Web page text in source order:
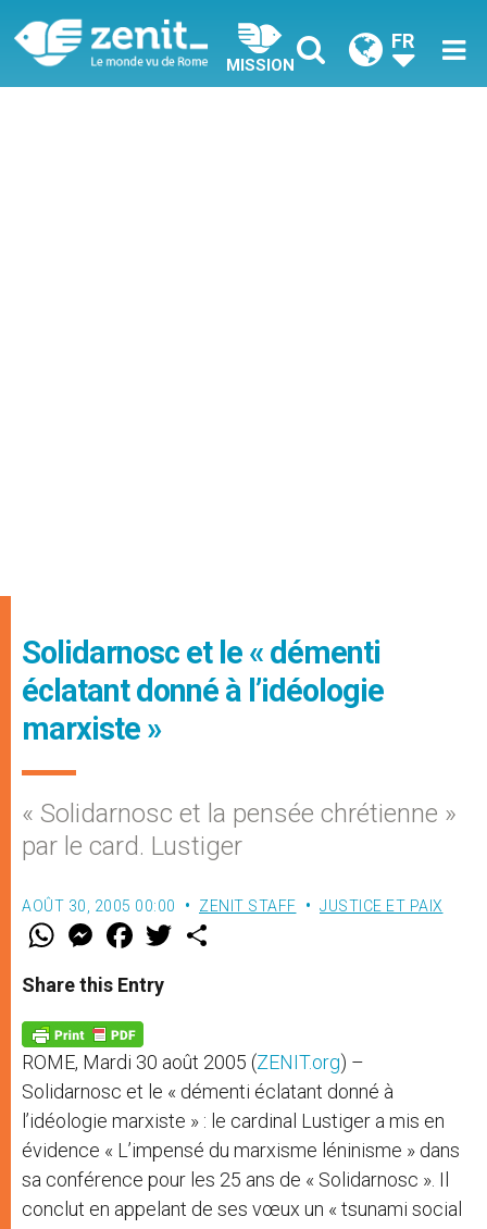
MISSION
FR
Solidarnosc et le « démenti
éclatant donné à l’idéologie
marxiste »
« Solidarnosc et la pensée chrétienne »
par le card. Lustiger
AOÛT 30, 2005 00:00 ZENIT STAFF JUSTICE ET PAIX
W
t
s
p
p
M
e
s
e
g
e
r
F
a
e
b
o
k
w
Share this Entry
ROME, Mardi 30 août 2005 (ZENIT.org) –
Solidarnosc et le « démenti éclatant donné à
l’idéologie marxiste » : le cardinal Lustiger a mis en
évidence « L’impensé du marxisme léninisme » dans
sa conférence pour les 25 ans de « Solidarnosc ». Il
conclut en appelant de ses vœux un « tsunami social